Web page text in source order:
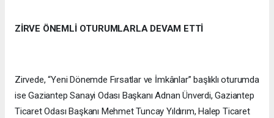
ZİRVE ÖNEMLİ OTURUMLARLA DEVAM ETTİ
Zirvede, “Yeni Dönemde Fırsatlar ve İmkânlar” başlıklı oturumda
ise Gaziantep Sanayi Odası Başkanı Adnan Ünverdi, Gaziantep
Ticaret Odası Başkanı Mehmet Tuncay Yıldırım, Halep Ticaret